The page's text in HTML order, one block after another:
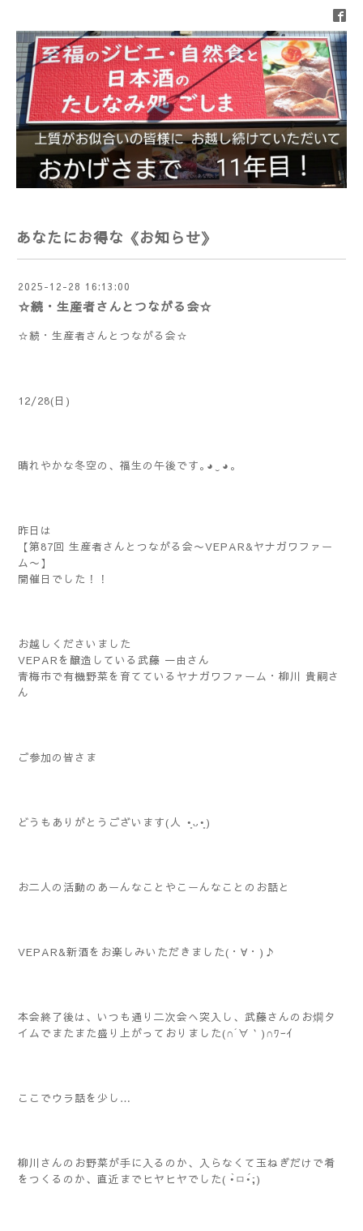
あなたにお得な《お知らせ》
2025-12-28 16:13:00
☆続・生産者さんとつながる会☆
☆続・生産者さんとつながる会☆
12/28(日)
晴れやかな冬空の、福生の午後です｡⁠◕⁠‿⁠◕⁠｡
昨日は
【第87回 生産者さんとつながる会〜VEPAR&ヤナガワファー
ム〜】
開催日でした！！
お越しくださいました
VEPARを醸造している武藤 一由さん
青梅市で有機野菜を育てているヤナガワファーム・柳川 貴嗣さ
ん
ご参加の皆さま
どうもありがとうございます(⁠人⁠ ⁠•͈⁠ᴗ⁠•͈⁠)
お二人の活動のあーんなことやこーんなことのお話と
VEPAR&新酒をお楽しみいただきました(・∀・)♪
本会終了後は、いつも通り二次会へ突入し、武藤さんのお燗タ
イムでまたまた盛り上がっておりました(∩´∀｀)∩ﾜｰｲ
ここでウラ話を少し…
柳川さんのお野菜が手に入るのか、入らなくて玉ねぎだけで肴
をつくるのか、直近までヒヤヒヤでした( •̀ㅁ•́;)